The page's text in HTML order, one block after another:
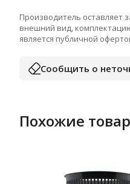
Производитель оставляет
внешний вид,
является публичной
Сообщить о
Похожие